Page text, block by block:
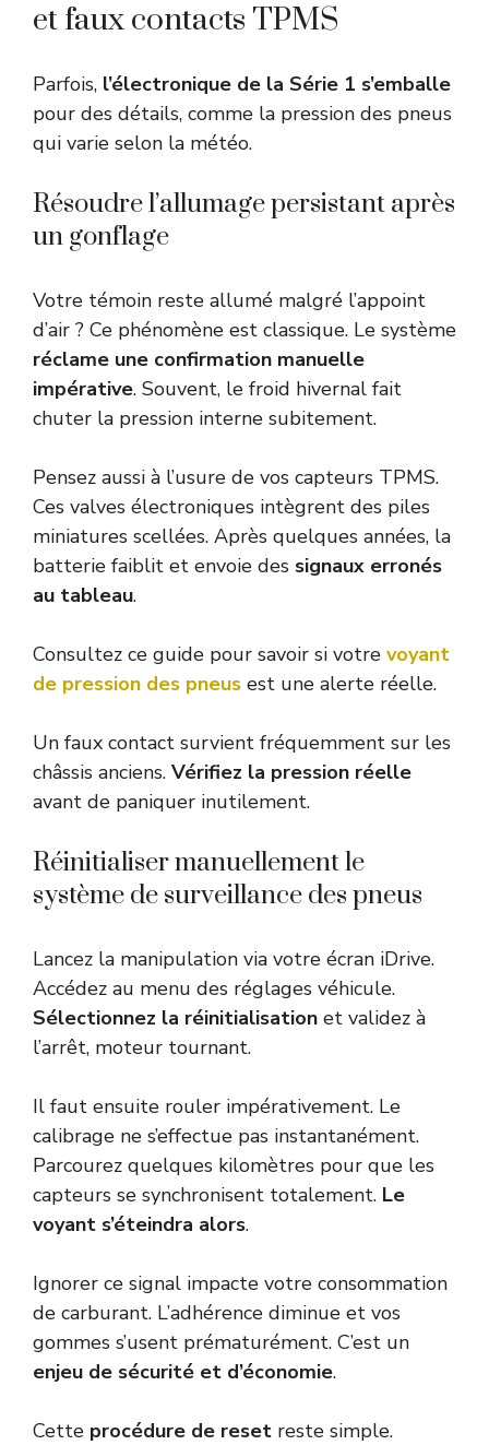
et faux contacts TPMS
Parfois, l’électronique de la Série 1 s’emballe
pour des détails, comme la pression des pneus
qui varie selon la météo.
Résoudre l’allumage persistant après
un gonflage
Votre témoin reste allumé malgré l’appoint
d’air ? Ce phénomène est classique. Le système
réclame une confirmation manuelle
impérative. Souvent, le froid hivernal fait
chuter la pression interne subitement.
Pensez aussi à l’usure de vos capteurs TPMS.
Ces valves électroniques intègrent des piles
miniatures scellées. Après quelques années, la
batterie faiblit et envoie des signaux erronés
au tableau.
Consultez ce guide pour savoir si votre voyant
de pression des pneus est une alerte réelle.
Un faux contact survient fréquemment sur les
châssis anciens. Vérifiez la pression réelle
avant de paniquer inutilement.
Réinitialiser manuellement le
système de surveillance des pneus
Lancez la manipulation via votre écran iDrive.
Accédez au menu des réglages véhicule.
Sélectionnez la réinitialisation et validez à
l’arrêt, moteur tournant.
Il faut ensuite rouler impérativement. Le
calibrage ne s’effectue pas instantanément.
Parcourez quelques kilomètres pour que les
capteurs se synchronisent totalement. Le
voyant s’éteindra alors.
Ignorer ce signal impacte votre consommation
de carburant. L’adhérence diminue et vos
gommes s’usent prématurément. C’est un
enjeu de sécurité et d’économie.
Cette procédure de reset reste simple.